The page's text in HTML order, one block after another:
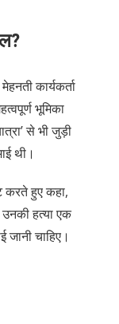
कार्यकर्ता
भूमिका
से भी जुड़ी
थी।
करते हुए कहा,
उनकी हत्या एक
चाहिए।